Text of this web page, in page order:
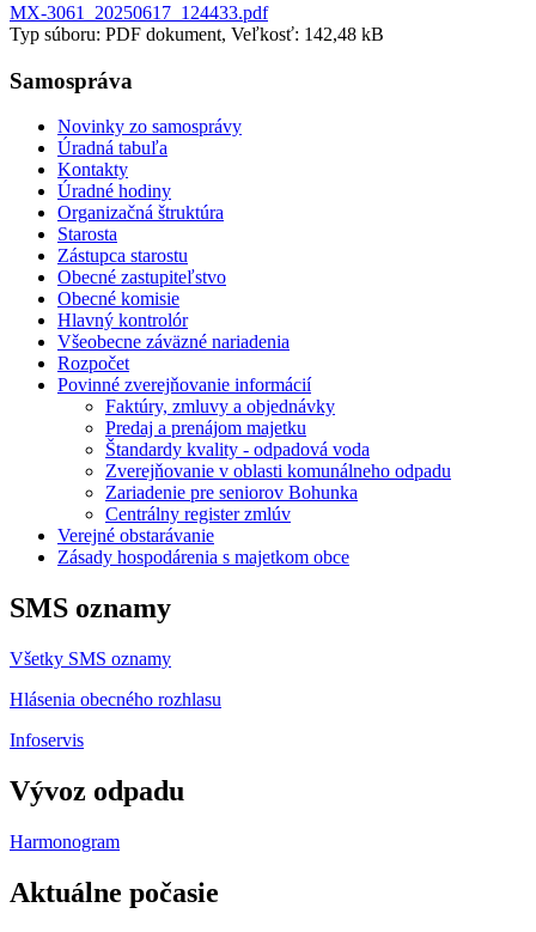
MX-3061_20250617_124433.pdf
Typ súboru: PDF dokument, Veľkosť: 142,48 kB
Samospráva
Novinky zo samosprávy
Úradná tabuľa
Kontakty
Úradné hodiny
Organizačná štruktúra
Starosta
Zástupca starostu
Obecné zastupiteľstvo
Obecné komisie
Hlavný kontrolór
Všeobecne záväzné nariadenia
Rozpočet
Povinné zverejňovanie informácií
Faktúry, zmluvy a objednávky
Predaj a prenájom majetku
Štandardy kvality - odpadová voda
Zverejňovanie v oblasti komunálneho odpadu
Zariadenie pre seniorov Bohunka
Centrálny register zmlúv
Verejné obstarávanie
Zásady hospodárenia s majetkom obce
SMS oznamy
Všetky SMS oznamy
Hlásenia obecného rozhlasu
Infoservis
Vývoz odpadu
Harmonogram
Aktuálne počasie